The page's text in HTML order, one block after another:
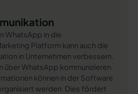
WhatsApp in die
Platform kann auch die
in Unternehmen verbessern.
über WhatsApp kommunizieren
können in der Software
werden. Dies fördert